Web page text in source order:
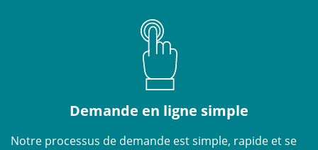
Demande en ligne simple
Notre processus de demande est simple, rapide et se